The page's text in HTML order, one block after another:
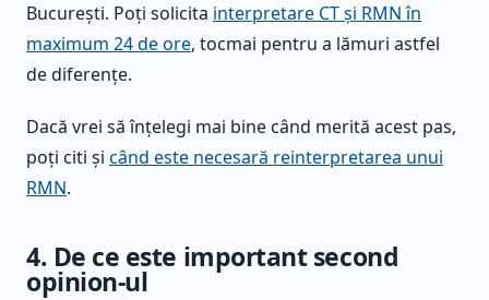
București. Poți solicita interpretare CT și RMN în
maximum 24 de ore, tocmai pentru a lămuri astfel
de diferențe.
Dacă vrei să înțelegi mai bine când merită acest pas,
poți citi și când este necesară reinterpretarea unui
RMN.
4. De ce este important second
opinion-ul